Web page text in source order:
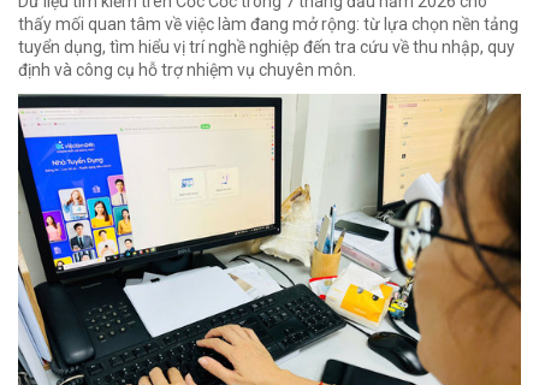
thấy mối quan tâm về việc làm đang mở rộng: từ lựa chọn nền tảng
tuyển dụng, tìm hiểu vị trí nghề nghiệp đến tra cứu về thu nhập, quy
định và công cụ hỗ trợ nhiệm vụ chuyên môn.